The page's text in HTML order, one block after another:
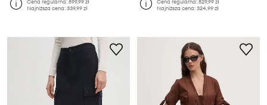
Cena regularna:899,99 zł
Najniższa cena:339,99 zł
Cena regularna:829,99 zł
Najniższa cena:324,99 zł